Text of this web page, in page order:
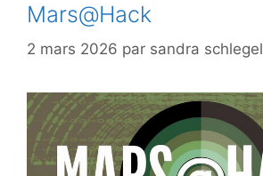
Mars@Hack
2 mars 2026 par sandra schlegel